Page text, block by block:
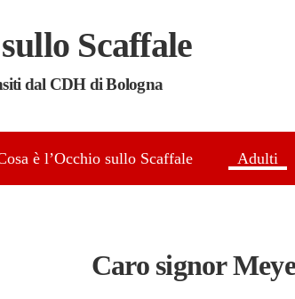
Scaffale
dal CDH di Bologna
è l’Occhio sullo Scaffale Adulti
Caro signor